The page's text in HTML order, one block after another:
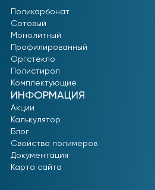
Поликарбонат
Сотовый
Монолитный
Профилированный
Оргстекло
Полистирол
Комплектующие
ИНФОРМАЦИЯ
Акции
Калькулятор
Блог
Свойства полимеров
Документация
Карта сайта